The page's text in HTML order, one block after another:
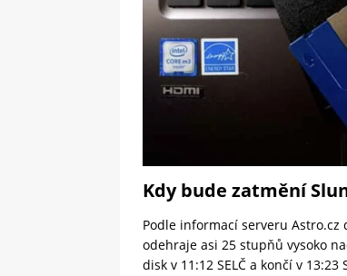
Kdy bude zatmění
Podle informací serveru Astro.cz
odehraje asi 25 stupňů vysoko
disk v 11:12 SELČ a končí v 13:23